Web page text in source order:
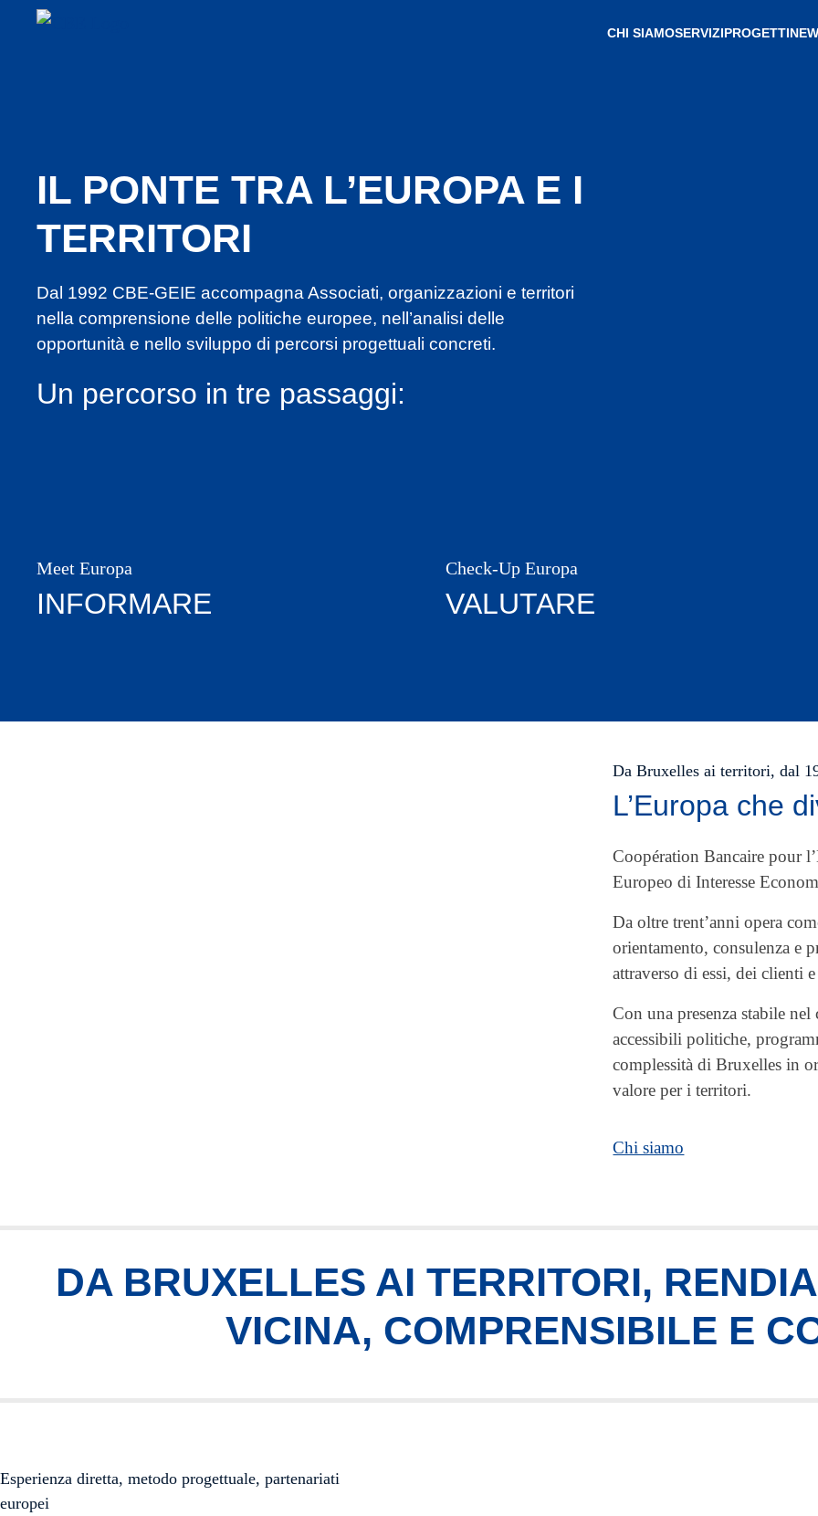
CHI SIAMOSERVIZIPROGETTI
IL PONTE TRA L’EUROPA E I
TERRITORI
Dal 1992 CBE-GEIE accompagna Associati, organizzazioni e territori
nella comprensione delle politiche europee, nell’analisi delle
opportunità e nello sviluppo di percorsi progettuali concreti.
Un percorso in tre passaggi:
Meet Europa
INFORMARE
Check-Up Europa
VALUTARE
Da Bruxelles ai territori, dal
L’Europa che
Coopération Bancaire pour
Europeo di Interesse
Da oltre trent’anni opera
orientamento, consulenza e
attraverso di essi, dei clienti
Con una presenza stabile
accessibili politiche,
complessità di Bruxelles in
valore per i territori.
Chi siamo
DA BRUXELLES AI TERRITORI,
VICINA, COMPRENSIBILE E
Esperienza diretta, metodo progettuale, partenariati
europei